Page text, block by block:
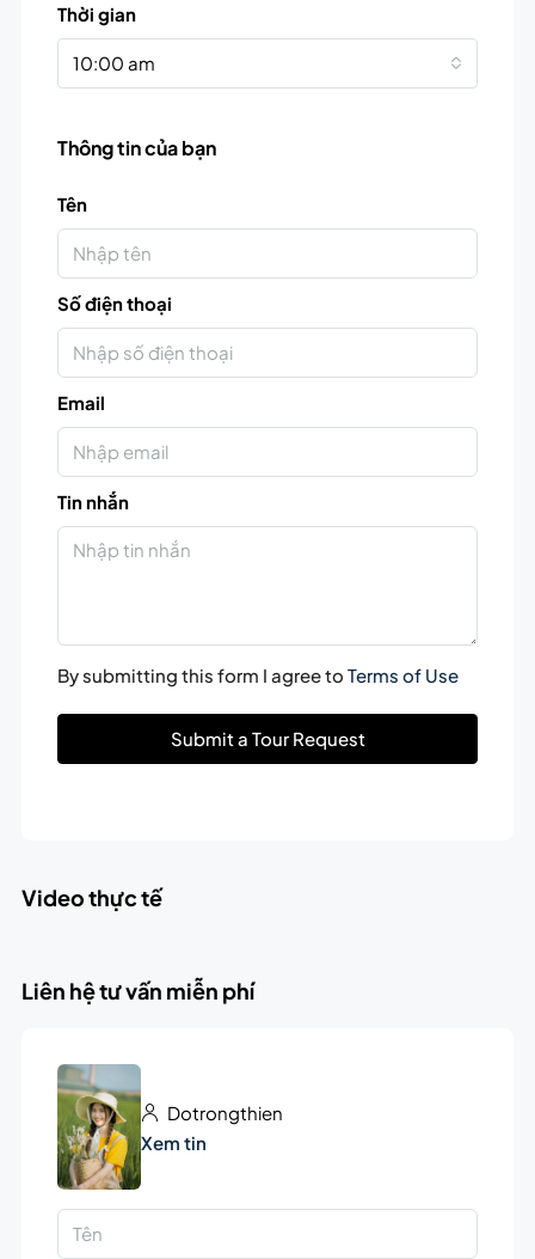
Thời gian
10:00 am
Thông tin của bạn
Tên
Số điện thoại
Email
Tin nhắn
By submitting this form I agree to Terms of Use
Submit a Tour Request
Video thực tế
Liên hệ tư vấn miễn phí
Dotrongthien
Xem tin